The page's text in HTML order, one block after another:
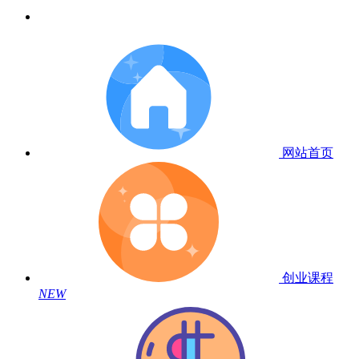
网站首页
创业课程
NEW